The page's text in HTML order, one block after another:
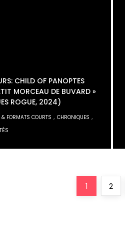
CHILD OF PANOPTES
MORCEAU DE BUVARD »
ROGUE, 2024)
FORMATS COURTS , CHRONIQUES ,
Page
1 Page
2